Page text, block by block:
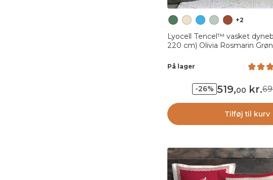
+2
Lyocell Tencel™ vasket
220 cm) Olivia Rosmarin Grøn
På lager
-26% 519,00 kr.
Tilføj til kurv